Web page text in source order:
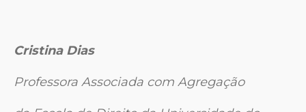
Cristina Dias
Professora Associada com Agregação